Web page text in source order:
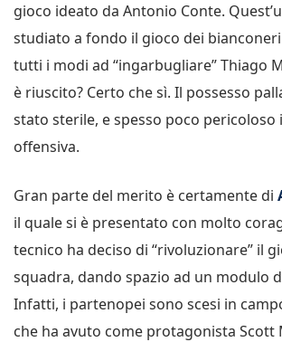
gioco ideato da Antonio Conte.
studiato a fondo il gioco dei
tutti i modi ad “ingarbugliare” Thiago
è riuscito? Certo che sì. Il possesso
stato sterile, e spesso poco pericoloso
offensiva.
Gran parte del merito è certamente di
il quale si è presentato con molto
tecnico ha deciso di “rivoluzionare” il
squadra, dando spazio ad un modulo
Infatti, i partenopei sono scesi in
che ha avuto come protagonista Scott